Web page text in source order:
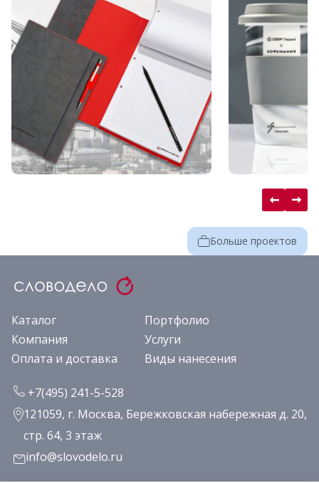
Больше проектов
Каталог
Портфолио
Компания
Услуги
Оплата и доставка
Виды нанесения
+7(495) 241-5-528
121059, г. Москва, Бережковская набережная д. 20,
стр. 64, 3 этаж
info@slovodelo.ru